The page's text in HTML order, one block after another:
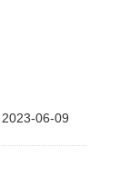
2023-06-09